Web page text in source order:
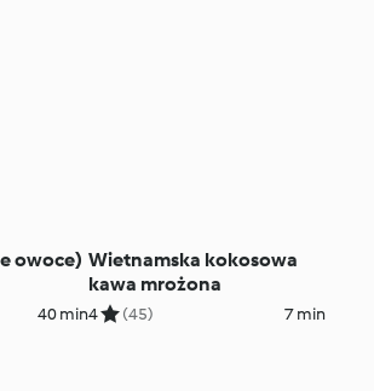
owoce)
40 min
Wietnamska kokosowa
kawa mrożona
4 (45) 7 min